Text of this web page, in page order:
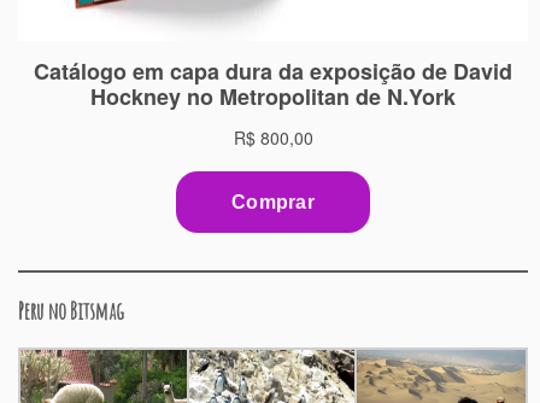
Peru no Bitsmag